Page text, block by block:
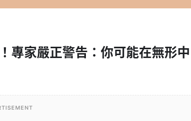
專家嚴正警告：你可能在無形